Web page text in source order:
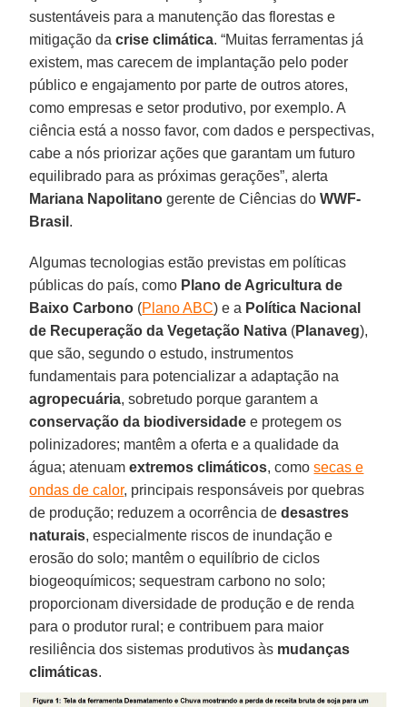
sustentáveis para a manutenção das florestas e
mitigação dacrise climática. “Muitas ferramentas já
existem, mas carecem de implantação pelo poder
público e engajamento por parte de outros atores,
como empresas e setor produtivo, por exemplo. A
ciência está a nosso favor, com dados e perspectivas,
cabe a nós priorizar ações que garantam um futuro
equilibrado para as próximas gerações”, alerta
Mariana Napolitano gerente de Ciências doWWF-
Brasil .
Algumas tecnologias estão previstas em políticas
públicas do país, como Plano de Agricultura de
Baixo Carbono (Plano ABC) e a Política Nacional
de Recuperação da Vegetação Nativa (Planaveg),
que são, segundo o estudo, instrumentos
fundamentais para potencializar a adaptação na
agropecuária, sobretudo porque garantem a
conservação da biodiversidade e protegem os
polinizadores; mantêm a oferta e a qualidade da
água; atenuamextremos climáticos, comosecas e
ondas de calor, principais responsáveis por quebras
de produção; reduzem a ocorrência dedesastres
naturais, especialmente riscos de inundação e
erosão do solo; mantêm o equilíbrio de ciclos
biogeoquímicos; sequestram carbono no solo;
proporcionam diversidade de produção e de renda
para o produtor rural; e contribuem para maior
resiliência dos sistemas produtivos às mudanças
climáticas.